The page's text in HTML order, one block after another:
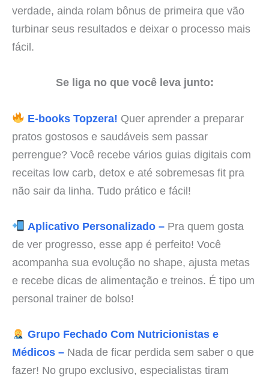
verdade, ainda rolam bônus de primeira que vão
turbinar seus resultados e deixar o processo mais
fácil.
Se liga no que você leva junto:
E-books Topzera! Quer aprender a preparar
pratos gostosos e saudáveis sem passar
perrengue? Você recebe vários guias digitais com
receitas low carb, detox e até sobremesas fit pra
não sair da linha. Tudo prático e fácil!
Aplicativo Personalizado –Pra quem gosta
de ver progresso, esse app é perfeito! Você
acompanha sua evolução no shape, ajusta metas
e recebe dicas de alimentação e treinos. É tipo um
personal trainer de bolso!
Grupo Fechado Com Nutricionistas e
Médicos – Nada de ficar perdida sem saber o que
fazer! No grupo exclusivo, especialistas tiram